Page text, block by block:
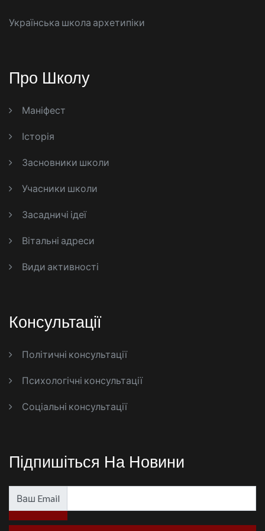
Українська школа архетипіки
Про Школу
Маніфест
Історія
Засновники школи
Учасники школи
Засадничі ідеї
Вітальні адреси
Види активності
Консультації
Політичні консультації
Психологічні консультації
Соціальні консультації
Підпишіться На Новини
Ваш Email